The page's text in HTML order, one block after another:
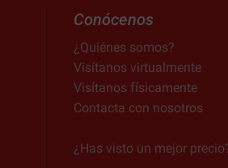
Conócenos
¿Quiénes somos?
Visítanos virtualmente
Visítanos físicamente
Contacta con nosotros
¿Has visto un mejor